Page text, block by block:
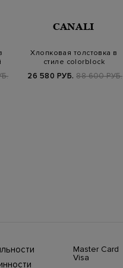
CANALI
Хлопковая толстовка в
стиле colorblock
26 580 РУБ. 88 600 РУБ.
Master Card
Visa